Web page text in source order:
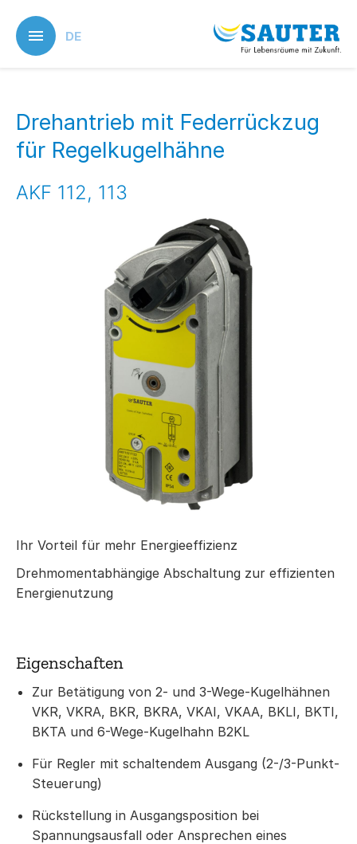
main
content
DE
Drehantrieb mit Federrückzug
für Regelkugelhähne
AKF 112, 113
Ihr Vorteil für mehr Energieeffizienz
Drehmomentabhängige Abschaltung zur effizienten
Energienutzung
Eigenschaften
Zur Betätigung von 2- und 3-Wege-Kugelhähnen
VKR, VKRA, BKR, BKRA, VKAI, VKAA, BKLI, BKTI,
BKTA und 6-Wege-Kugelhahn B2KL
Für Regler mit schaltendem Ausgang (2-/3-Punkt-
Steuerung)
Rückstellung in Ausgangsposition bei
Spannungsausfall oder Ansprechen eines